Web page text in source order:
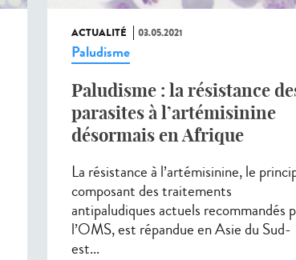
ACTUALITÉ 03.05.2021
Paludisme
Paludisme : la résistance
parasites à l’artémisinine
désormais en Afrique
La résistance à l’artémisinine, le
composant des traitements
antipaludiques actuels recommandés
l’OMS, est répandue en Asie du Sud-
est...